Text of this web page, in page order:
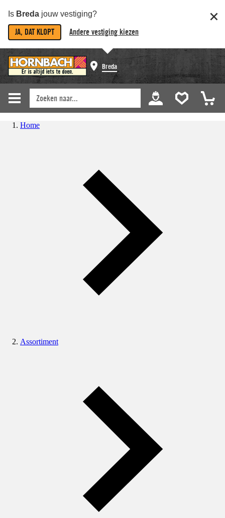
Is Breda jouw vestiging?
JA, DAT KLOPT Andere vestiging kiezen
Breda
Home
Assortiment